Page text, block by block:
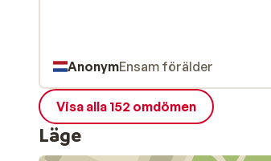
AnonymEnsam förälder
Visa alla 152 omdömen
Läge